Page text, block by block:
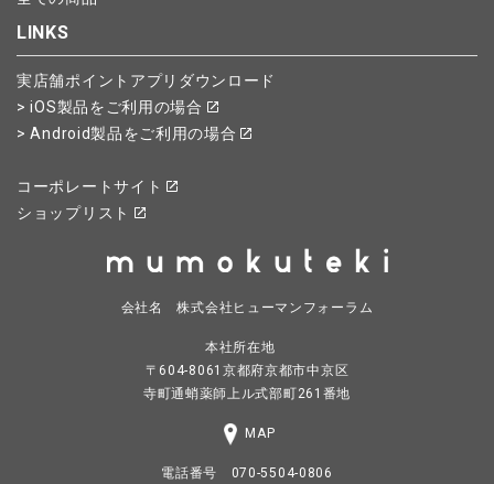
LINKS
実店舗ポイントアプリダウンロード
> iOS製品をご利用の場合
> Android製品をご利用の場合
コーポレートサイト
ショップリスト
会社名 株式会社ヒューマンフォーラム
本社所在地
〒604-8061京都府京都市中京区
寺町通蛸薬師上ル式部町261番地
MAP
電話番号 070-5504-0806